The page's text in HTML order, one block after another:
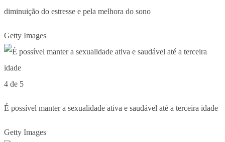
diminuição do estresse e pela melhora do sono
Getty Images
4 de 5
É possível manter a sexualidade ativa e saudável até a terceira idade
Getty Images